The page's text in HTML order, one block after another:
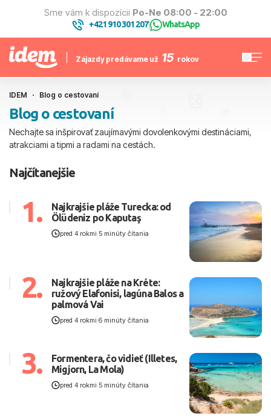
Sme vám k dispozícii Po-Ne 08:00 - 22:00
+421 910 301 207| WhatsApp
Zájazdy predávame už 15 rokov
IDEM Blog o cestovaní
Blog o cestovaní
Nechajte sa inšpirovať zaujímavými dovolenkovými destináciami,
atrakciami a tipmi a radami na cestách.
Najčítanejšie
1.
Najkrajšie pláže Turecka: od
Ölüdeniz po Kaputaş
pred 4 rokmi 5 minúty čítania
2.
Najkrajšie pláže na Kréte:
ružový Elafonisi, lagúna Balos a
palmová Vai
pred 4 rokmi 6 minúty čítania
3.
Formentera, čo vidieť (Illetes,
Migjorn, La Mola)
pred 4 rokmi 5 minúty čítania